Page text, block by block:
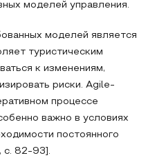
моделей управления.
моделей является
туристическим
к изменениям,
риски. Agile-
процессе
важно в условиях
постоянного
с. 82-93].